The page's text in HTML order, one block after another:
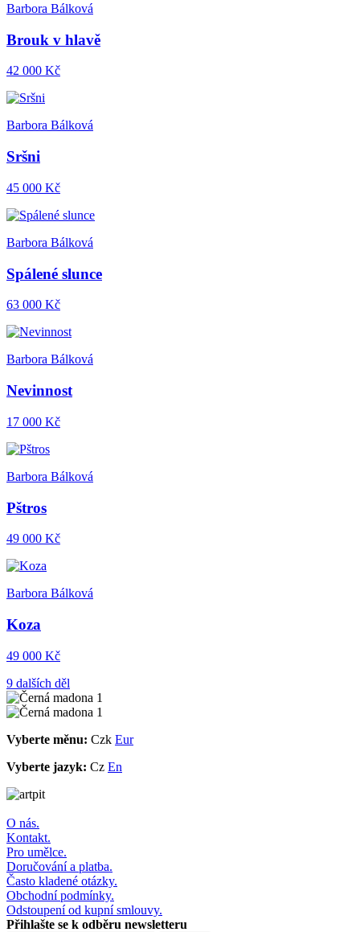
Barbora Bálková
Brouk v hlavě
42 000 Kč
Barbora Bálková
Sršni
45 000 Kč
Barbora Bálková
Spálené slunce
63 000 Kč
Barbora Bálková
Nevinnost
17 000 Kč
Barbora Bálková
Pštros
49 000 Kč
Barbora Bálková
Koza
49 000 Kč
9 dalších děl
Vyberte měnu: Czk Eur
Vyberte jazyk: Cz En
O nás.
Kontakt.
Pro umělce.
Doručování a platba.
Často kladené otázky.
Obchodní podmínky.
Odstoupení od kupní smlouvy.
Přihlašte se k odběru newsletteru